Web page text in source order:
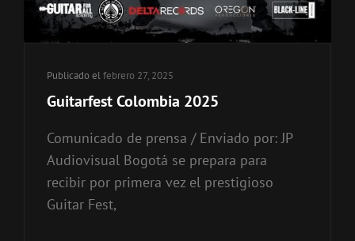
Publicado elfebrero 27, 2025
Guitarfest Colombia 2025
Comunicado de prensa / Enviado por: JP
Audiovisual Bogotá se prepara para
recibir por primera vez el prestigioso
Guitar Fest,